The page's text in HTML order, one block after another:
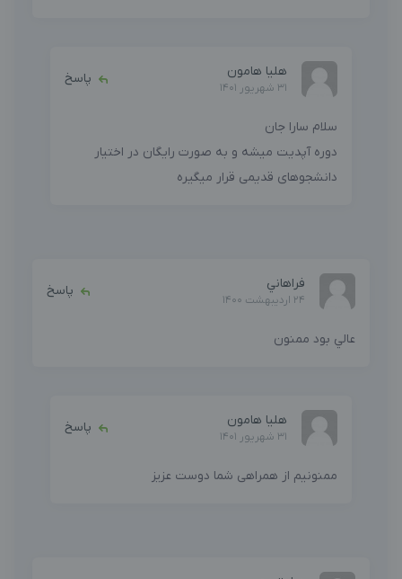
هلیا هامون
31 شهریور 1401
پاسخ
سلام سارا جان
دوره آپدیت میشه و به صورت رایگان در اختیار
دانشجوهای قدیمی قرار میگیره
فراهاني
24 اردیبهشت 1400
پاسخ
عالي بود ممنون
هلیا هامون
31 شهریور 1401
پاسخ
ممنونیم از همراهی شما دوست عزیز